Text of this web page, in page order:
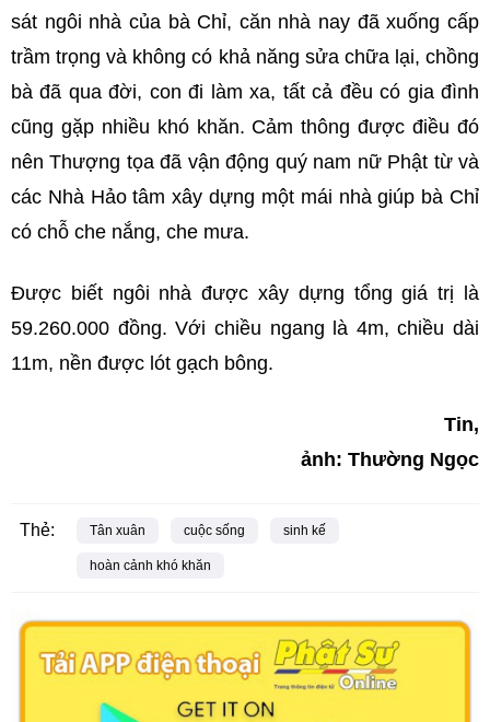
sát ngôi nhà của bà Chỉ, căn nhà nay đã xuống cấp
trầm trọng và không có khả năng sửa chữa lại, chồng
bà đã qua đời, con đi làm xa, tất cả đều có gia đình
cũng gặp nhiều khó khăn. Cảm thông được điều đó
nên Thượng tọa đã vận động quý nam nữ Phật từ và
các Nhà Hảo tâm xây dựng một mái nhà giúp bà Chỉ
có chỗ che nắng, che mưa.
Được biết ngôi nhà được xây dựng tổng giá trị là
59.260.000 đồng. Với chiều ngang là 4m, chiều dài
11m, nền được lót gạch bông.
Tin,
ảnh: Thường Ngọc
Thẻ: Tân xuân cuộc sống sinh kế
hoàn cảnh khó khăn